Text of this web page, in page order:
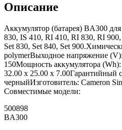
Описание
Аккумулятор (батарея) BA300
830, IS 410, RI 410, RI 830, RI
Set 830, Set 840, Set
polymerВыходное напряжение
150Мощность аккумулятора
32.00 x 25.00 x 7.00Гарантийный
черныйИзготовитель: Cameron
Совместимые модели:
500898
BA300